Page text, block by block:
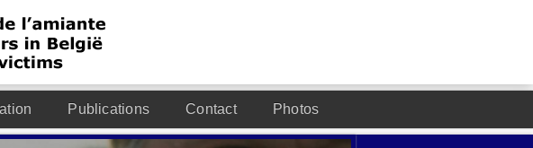
Publications Contact Photos